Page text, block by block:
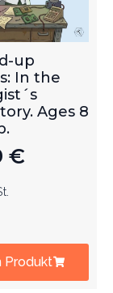
up
In the
Ages 8
€
Produkt